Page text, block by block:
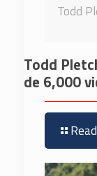
Todd
Todd
de 6,000